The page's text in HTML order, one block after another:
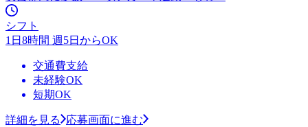
シフト
1日8時間 週5日からOK
交通費支給
未経験OK
短期OK
詳細を見る
応募画面に進む